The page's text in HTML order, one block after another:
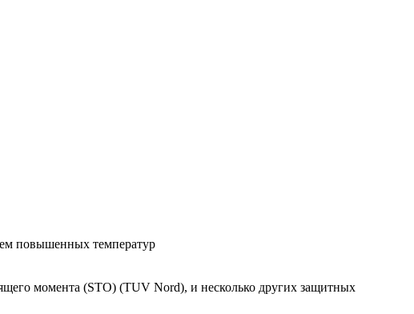
повышенных температур
момента (STO) (TUV Nord), и несколько других защитных